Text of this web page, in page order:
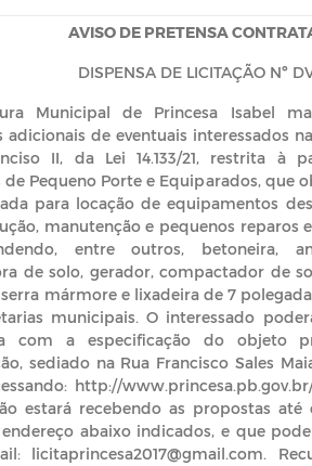
AVISO DE PRETENSA
DISPENSA DE LICITAÇÃO Nº
Municipal de Princesa Isabel
adicionais de eventuais interessados
II, da Lei 14.133/21, restrita à
de Pequeno Porte e Equiparados, que
para locação de equipamentos
manutenção e pequenos reparos
entre outros, betoneira,
de solo, gerador, compactador de
mármore e lixadeira de 7
municipais. O interessado
com a especificação do objeto
sediado na Rua Francisco Sales
http://
estará recebendo as propostas
abaixo indicados, e que
licitaprincesa2017@gmail.com.